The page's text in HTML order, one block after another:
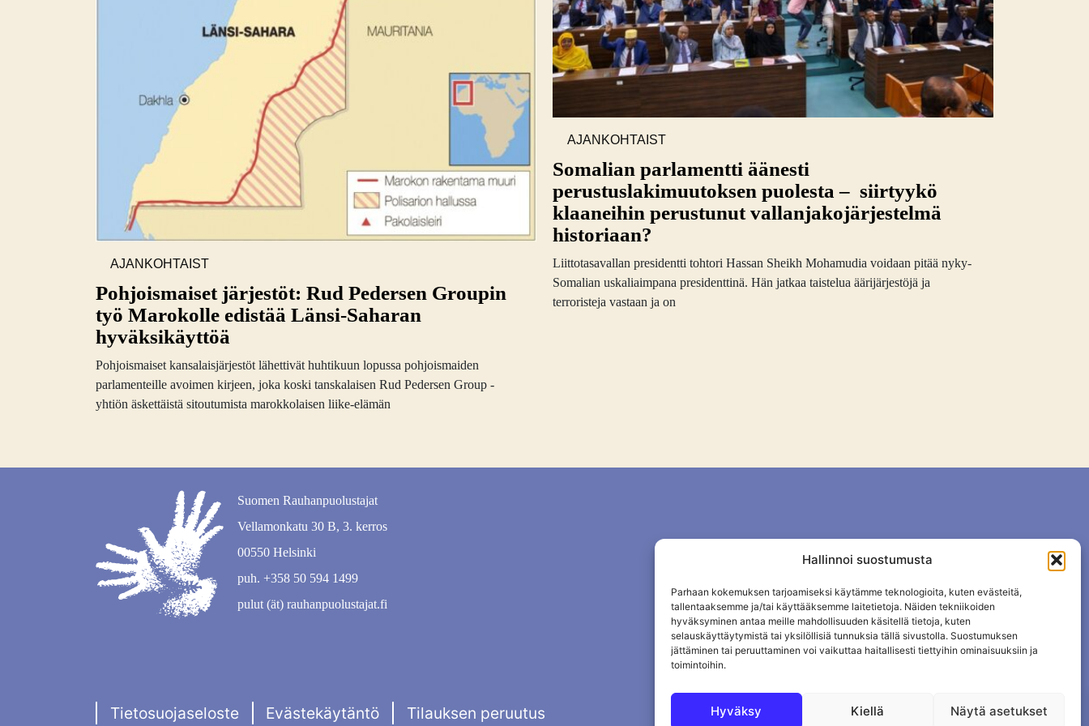
Hallinnoi suostumusta
Parhaan kokemuksen tarjoamiseksi käytämme teknologioita, kuten evästeitä,
tallentaaksemme ja/tai käyttääksemme laitetietoja. Näiden tekniikoiden
hyväksyminen antaa meille mahdollisuuden käsitellä tietoja, kuten
selauskäyttäytymistä tai yksilöllisiä tunnuksia tällä sivustolla. Suostumuksen
jättäminen tai peruuttaminen voi vaikuttaa haitallisesti tiettyihin ominaisuuksiin ja
toimintoihin.
Hyväksy Kiellä Näytä asetukset
AJANKOHTAIST
Pohjoismaiset järjestöt: Rud Pedersen Groupin
työ Marokolle edistää Länsi-Saharan
hyväksikäyttöä
Pohjoismaiset kansalaisjärjestöt lähettivät huhtikuun lopussa pohjoismaiden
parlamenteille avoimen kirjeen, joka koski tanskalaisen Rud Pedersen Group -
yhtiön äskettäistä sitoutumista marokkolaisen liike-elämän
AJANKOHTAIST
Somalian parlamentti äänesti
perustuslakimuutoksen puolesta – siirtyykö
klaaneihin perustunut vallanjakojärjestelmä
historiaan?
Liittotasavallan presidentti tohtori Hassan Sheikh Mohamudia voidaan pitää nyky-
Somalian uskaliaimpana presidenttinä. Hän jatkaa taistelua äärijärjestöjä ja
terroristeja vastaan ja on
Suomen Rauhanpuolustajat
Vellamonkatu 30 B, 3. kerros
00550 Helsinki
puh. +358 50 594 1499
pulut (ät) rauhanpuolustajat.fi
Tietosuojaseloste Evästekäytäntö Tilauksen peruutus